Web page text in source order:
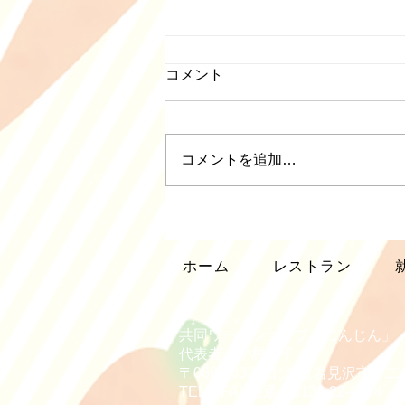
５月営業日について
５月の営業日は通常通りです。第
曜日はカレーの日営業をします。
コメント
コメントを追加…
ホーム レストラン
きょうどうわーくしょっぷ
共同ワークショップ「にんじん」
代表者：中村久子
〒068-0032 北海道岩見沢市十二
TEL・FAX共通：0126-22-8374